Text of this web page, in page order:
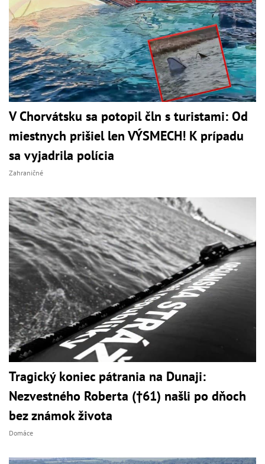
V Chorvátsku sa potopil čln s turistami: Od
miestnych prišiel len VÝSMECH! K prípadu
sa vyjadrila polícia
Zahraničné
Tragický koniec pátrania na Dunaji:
Nezvestného Roberta (†61) našli po dňoch
bez známok života
Domáce